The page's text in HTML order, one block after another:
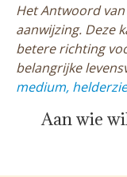
Het Antwoord
aanwijzing. Deze
betere richting
belangrijke
medium,
Aan wie